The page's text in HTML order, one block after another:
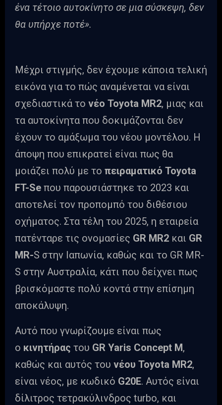
ένα τέτοιο αυτοκίνητο σε μια σύσκεψη, δεν
θα υπήρχε ποτέ».
Μέχρι στιγμής, δεν έχουμε κάποια τελική
εικόνα για το πώς αναμένεται να είναι
σχεδιαστικά το νέο Toyota MR2, μιας και
τα αυτοκίνητα που δοκιμάζονται δεν
έχουν το αμάξωμα του νέου μοντέλου. Η
άποψη που επικρατεί είναι πως θα
μοιάζει πολύ με το πειραματικό Toyota
FT-Se που παρουσιάστηκε το 2023 και
αποτελεί τον προπομπό του διθέσιου
οχήματος. Στα τέλη του 2025, η εταιρεία
πατένταρε τις ονομασίες GR MR2 και GR
MR-S στην Ιαπωνία, καθώς και το GR MR-
S στην Αυστραλία, κάτι που δείχνει πως
βρισκόμαστε πολύ κοντά στην επίσημη
αποκάλυψη.
Αυτό που γνωρίζουμε είναι πως
ο κινητήρας του GR Yaris Concept M,
καθώς και αυτός του νέου Toyota MR2,
είναι νέος, με κωδικό G20E. Αυτός είναι
δίλιτρος τετρακύλινδρος turbo, και